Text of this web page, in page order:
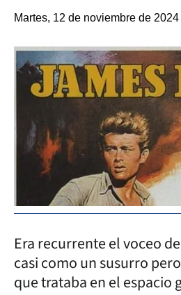
Martes, 12 de noviembre de
Era recurrente el voceo
casi como un susurro
que trataba en el espacio